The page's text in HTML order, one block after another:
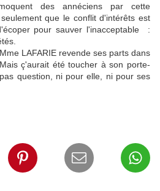
des annéciens par cette
que le conflit d'intérêts est
pour sauver l'inacceptable :
LAFARIE revende ses parts dans
ç'aurait été toucher à son porte-
question, ni pour elle, ni pour ses